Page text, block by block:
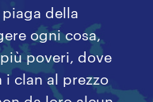
della
ogni cosa,
poveri, dove
clan al prezzo